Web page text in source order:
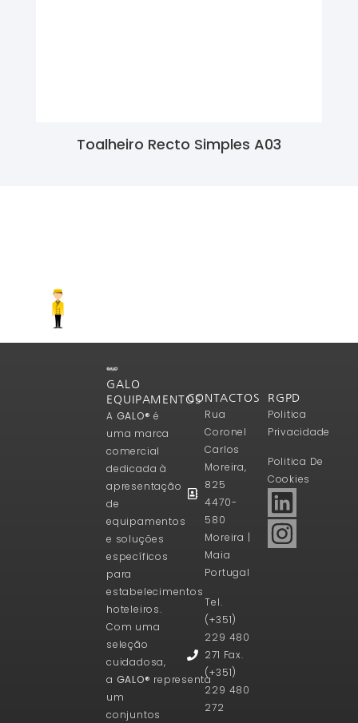
Toalheiro Recto Simples A03
GALO
EQUIPAMENTOS
A GALO® é
uma marca
comercial
dedicada à
apresentação
de
equipamentos
e soluções
específicos
para
estabelecimentos
hoteleiros.
Com uma
seleção
cuidadosa,
a GALO® representa
um
conjuntos
CONTACTOS
Rua
Coronel
Carlos
Moreira,
825
4470-
580
Moreira |
Maia
Portugal
Tel.
(+351)
229 480
271 Fax.
(+351)
229 480
272
RGPD
Politica
Privacidade
Politica De
Cookies